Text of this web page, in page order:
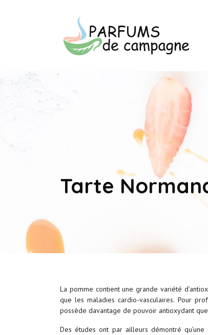
Tarte
La pomme contient une grande variété
que les maladies cardio-vasculaires. Pour
possède davantage de pouvoir antioxydant que
Des études ont par ailleurs démontré